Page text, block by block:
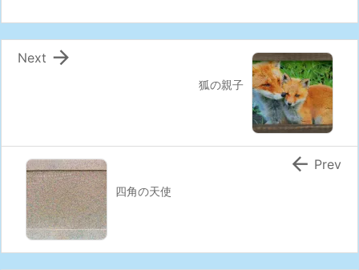
狐の親子

Next
四角の天使
 Prev